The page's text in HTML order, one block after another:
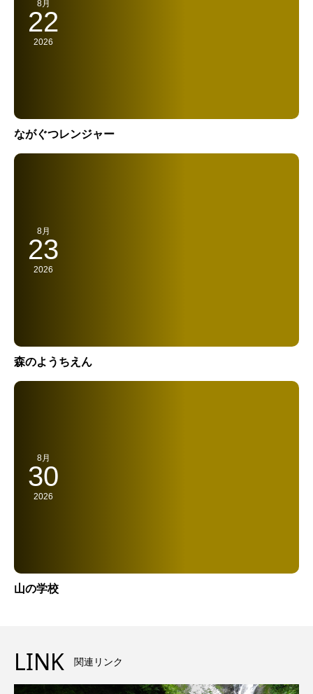
8月
22
2026
ながぐつレンジャー
8月
23
2026
森のようちえん
8月
30
2026
山の学校
LINK 関連リンク